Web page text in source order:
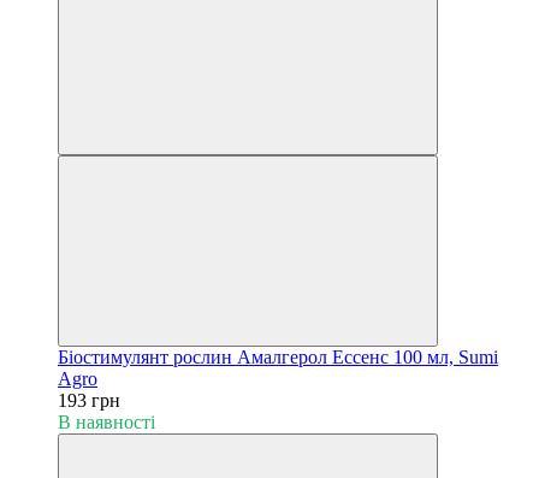
Біостимулянт рослин Амалгерол Ессенс 100 мл, Sumi
Agro
193 грн
В наявності